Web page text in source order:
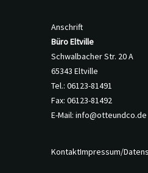
Anschrift
Büro Eltville
Schwalbacher Str. 20 A
65343 Eltville
Tel.: 06123-81491
Fax: 06123-81492
E-Mail: info@otteundco.de
KontaktImpressum/